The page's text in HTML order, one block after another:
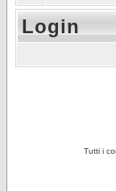
Login
Tutti i